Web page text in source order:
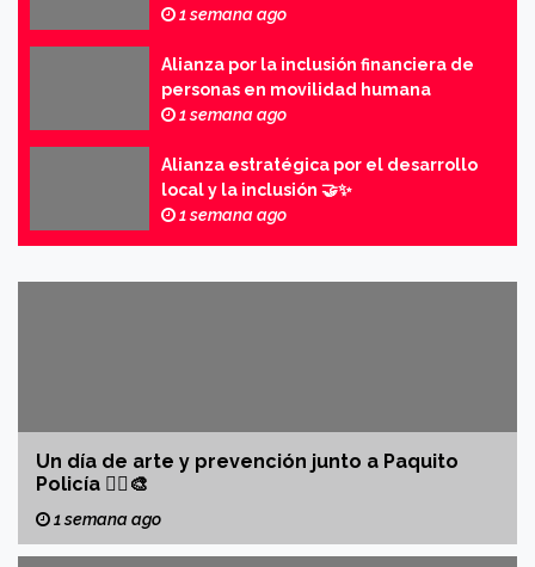
1 semana ago
Alianza por la inclusión financiera de
personas en movilidad humana
1 semana ago
Alianza estratégica por el desarrollo
local y la inclusión 🤝✨
1 semana ago
Un día de arte y prevención junto a Paquito
Policía 👮‍♂️🎨
1 semana ago